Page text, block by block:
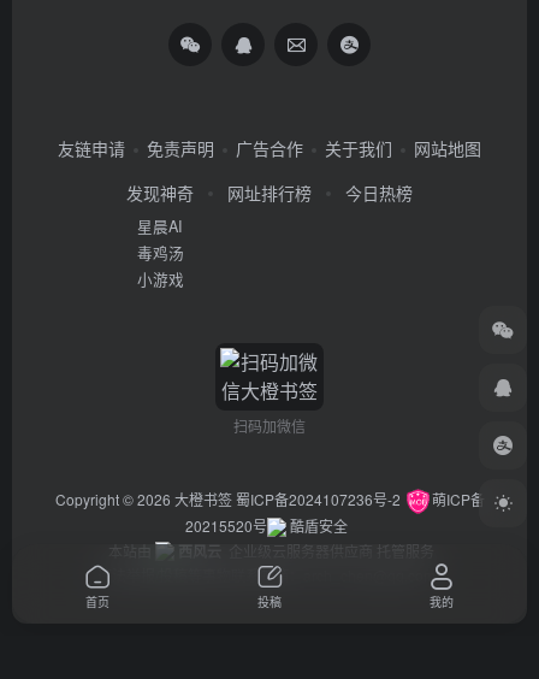
友链申请 免责声明 广告合作 关于我们
网站地图
发现神奇
星晨AI
毒鸡汤
小游戏
网址排行榜 今日热榜
扫码加微信
Copyright © 2026 大橙书签 蜀ICP备2024107236号-2
萌ICP备
20215520号
酷盾安全
本站由
西风云 企业级云服务器供应商 托管服务
违法举报/投稿等事物联系邮箱：arch_chen@qq.com
首页 投稿 我的